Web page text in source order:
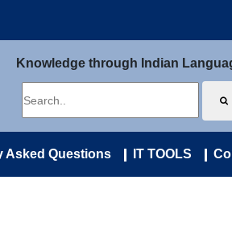
Knowledge through Indian
Asked Questions IT TOOLS